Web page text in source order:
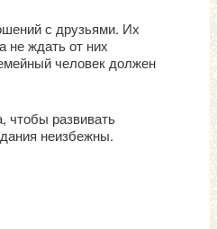
с друзьями. Их
не ждать от них
человек должен
чтобы развивать
неизбежны.